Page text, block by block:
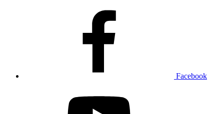
Facebook